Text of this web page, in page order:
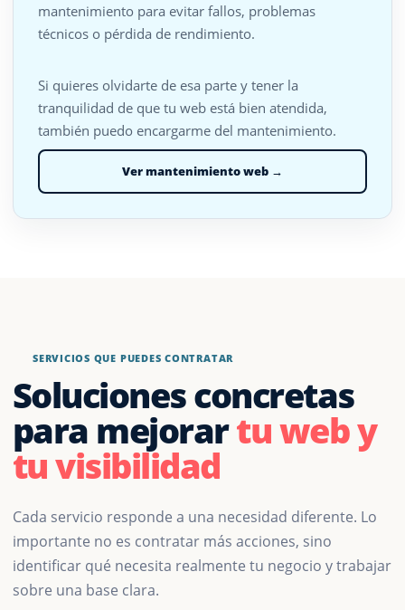
mantenimiento para evitar fallos, problemas
técnicos o pérdida de rendimiento.
Si quieres olvidarte de esa parte y tener la
tranquilidad de que tu web está bien atendida,
también puedo encargarme del mantenimiento.
Ver mantenimiento web →
SERVICIOS QUE PUEDES CONTRATAR
Soluciones concretas
para mejorartu web y
tu visibilidad
Cada servicio responde a una necesidad diferente. Lo
importante no es contratar más acciones, sino
identificar qué necesita realmente tu negocio y trabajar
sobre una base clara.